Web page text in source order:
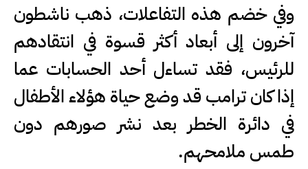
وفي خضم هذه التفاعلات، ذهب ناشطون
آخرون إلى أبعاد أكثر قسوة في انتقادهم
للرئيس، فقد تساءل أحد الحسابات عما
إذا كان ترامب قد وضع حياة هؤلاء الأطفال
في دائرة الخطر بعد نشر صورهم دون
طمس ملامحهم.